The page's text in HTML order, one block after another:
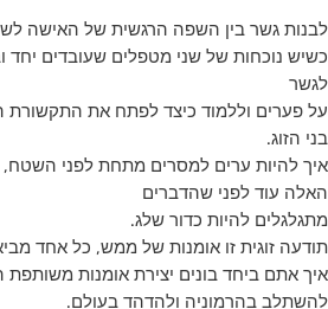
לבנות גשר בין השפה הרגשית של האישה
כשיש נוכחות של שני מטפלים שעובדים יחד
לגשר
על פערים וללמוד כיצד לפתח את התקשורת
בני הזוג.
איך להיות ערים למסרים מתחת לפני
האלה עוד לפני שהדברים
מתגלגלים להיות כדור שלג.
תודעה זוגית זו אומנות של ממש, כל אחד
איך אתם ביחד בונים יצירת אומנות
להשתלב בהרמוניה ולהדהד בעולם.